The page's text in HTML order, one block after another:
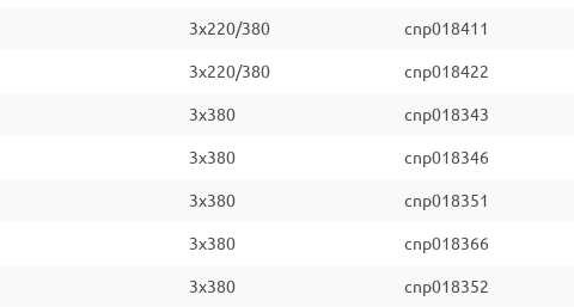
3x220/380 cnp018411
3x220/380 cnp018422
3x380 cnp018343
3x380 cnp018346
3x380 cnp018351
3x380 cnp018366
3x380 cnp018352